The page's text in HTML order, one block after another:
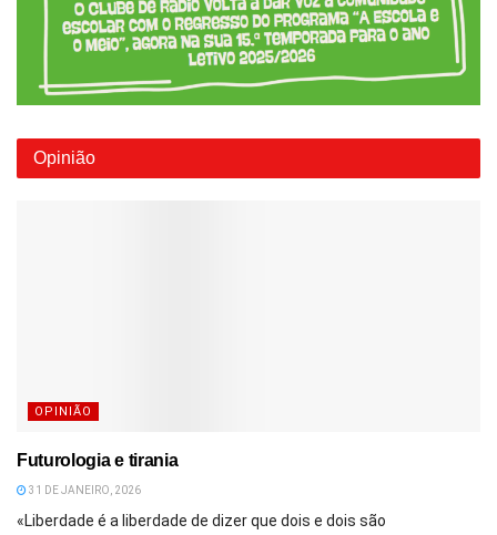
Opinião
OPINIÃO
Futurologia e tirania
31 DE JANEIRO, 2026
«Liberdade é a liberdade de dizer que dois e dois são